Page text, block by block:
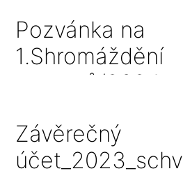
Pozvánka na
1.Shromáždění
starostů/2024
Závěrečný